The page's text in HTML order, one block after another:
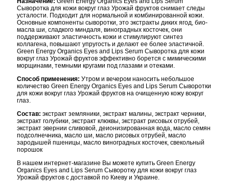
Сыворотка для кожи вокруг глаз Урожай фруктов снимает следы
усталости. Подходит для нормальной и комбинированной кожи.
Основные компоненты сыворотки, это экстракты диких ягод, био-
масла ши, сладкого миндаля, виноградных косточек, они
поддерживают эластичность кожи и стимулируют синтез
коллагена, повышают упругость и делают ее более эластичной.
Green Energy Organics Eyes and Lips Serum Сыворотка для кожи
вокруг глаз Урожай фруктов эффективно борется с мимическими
морщинами, темными кругами под глазами и отеками.
Способ применения: Утром и вечером наносить небольшое
количество Green Energy Organics Eyes and Lips Serum Сыворотки
для кожи вокруг глаз Урожай фруктов на очищенную кожу вокруг
глаз.
Состав: экстракт земляники, экстракт малины, экстракт черники,
экстракт голубики, экстракт клюквы, экстракт рисовых отрубей,
экстракт эвернии сливовой, деионизированная вода, масло семян
подсолнечника, масло ши, масло рисовых отрубей, масло
зародышей пшеницы, масло виноградных косточек, свекольный
порошок
В нашем интернет-магазине Вы можете купить Green Energy
Organics Eyes and Lips Serum Сыворотку для кожи вокруг глаз
Урожай фруктов с доставкой по Киеву и Украине.